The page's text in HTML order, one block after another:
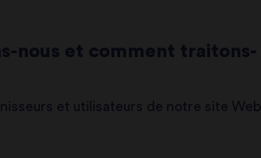
nous et comment traitons-
et utilisateurs de notre site Web